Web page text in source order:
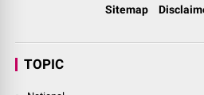
Sitemap
TOPIC